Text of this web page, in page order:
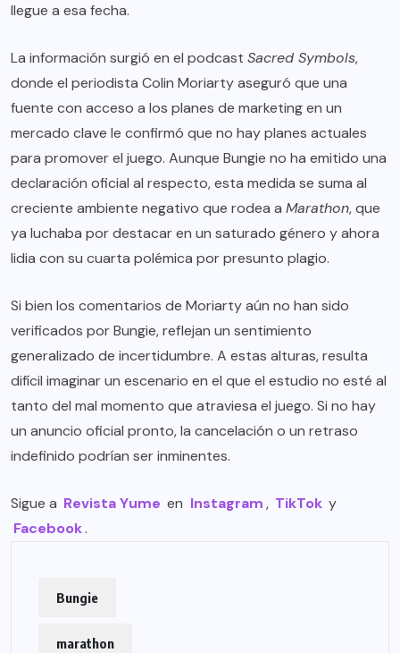
llegue a esa fecha.
La información surgió en el podcast Sacred Symbols,
donde el periodista Colin Moriarty aseguró que una
fuente con acceso a los planes de marketing en un
mercado clave le confirmó que no hay planes actuales
para promover el juego. Aunque Bungie no ha emitido una
declaración oficial al respecto, esta medida se suma al
creciente ambiente negativo que rodea a Marathon, que
ya luchaba por destacar en un saturado género y ahora
lidia con su cuarta polémica por presunto plagio.
Si bien los comentarios de Moriarty aún no han sido
verificados por Bungie, reflejan un sentimiento
generalizado de incertidumbre. A estas alturas, resulta
difícil imaginar un escenario en el que el estudio no esté al
tanto del mal momento que atraviesa el juego. Si no hay
un anuncio oficial pronto, la cancelación o un retraso
indefinido podrían ser inminentes.
Sigue a Revista Yume en Instagram, TikTok y
Facebook.
Bungie
marathon